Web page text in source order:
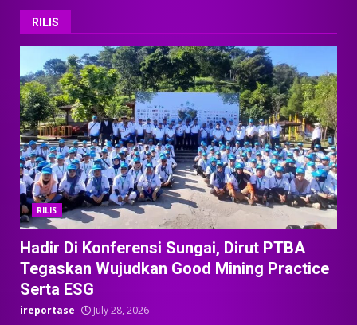
RILIS
RILIS
Hadir Di Konferensi Sungai, Dirut PTBA
Tegaskan Wujudkan Good Mining Practice
Serta ESG
ireportase July 28, 2026